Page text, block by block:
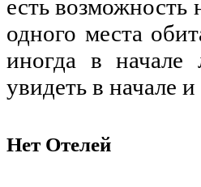
есть возможность
одного места
иногда в начале
увидеть в начале
Нет Отелей